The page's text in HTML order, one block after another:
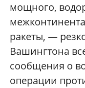
мощного,
ракеты, —
Вашингтона
сообщения о
операции